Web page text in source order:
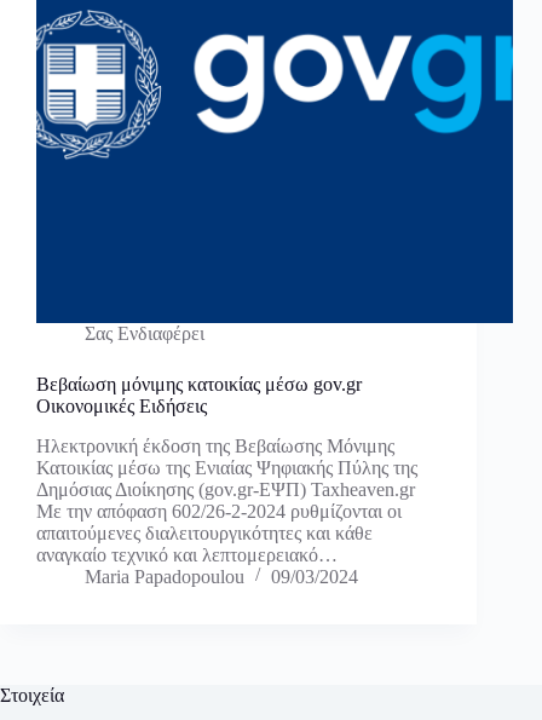
Σας Ενδιαφέρει
Βεβαίωση μόνιμης κατοικίας μέσω gov.gr
Οικονομικές Ειδήσεις
Ηλεκτρονική έκδοση της Βεβαίωσης Μόνιμης
Κατοικίας μέσω της Ενιαίας Ψηφιακής Πύλης της
Δημόσιας Διοίκησης (gov.gr-ΕΨΠ) Taxheaven.gr
Με την απόφαση 602/26-2-2024 ρυθμίζονται οι
απαιτούμενες διαλειτουργικότητες και κάθε
αναγκαίο τεχνικό και λεπτομερειακό…
Maria Papadopoulou
09/03/2024
Στοιχεία